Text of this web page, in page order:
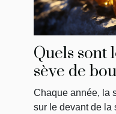
Quels sont
sève de
Chaque année, la
sur le devant de la